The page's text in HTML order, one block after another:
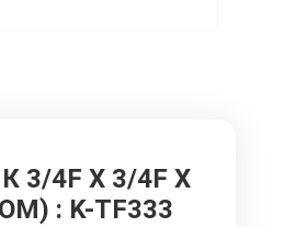
3/4F X 3/4F X
: K-TF333